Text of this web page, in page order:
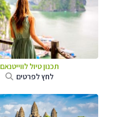
תכנון טיול לווייטנאם
לחץ לפרטים